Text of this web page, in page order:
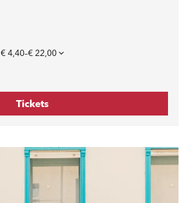
€ 4,40–€ 22,00
Tickets